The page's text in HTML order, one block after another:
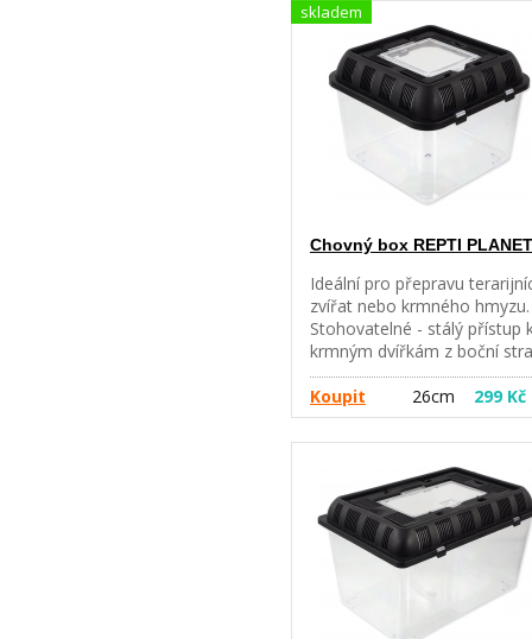
skladem
Chovný box REPTI PLANET
Ideální pro přepravu
zvířat nebo krmného
Stohovatelné - stálý přístup
krmným dvířkám z boční
- Větrací otvory z boční i
strany - Velká dvířka pro
snadný přístup z horní
Průhledný čirý plast pro
pozorování - Pevná
zabraňuje úniku zvířat
Koupit 26cm 299 Kč